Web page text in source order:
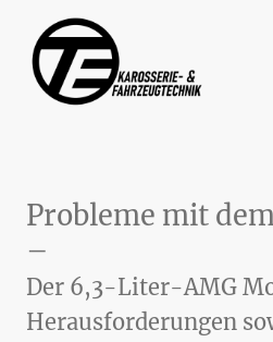
Probleme mit
–
Der 6,3-Liter-AMG
Herausforderungen